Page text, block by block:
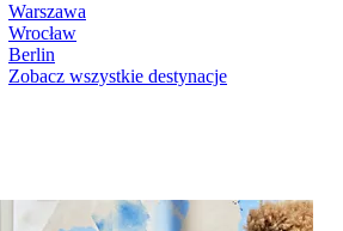
Warszawa
Wrocław
Berlin
Zobacz wszystkie destynacje